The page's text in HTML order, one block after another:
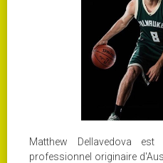
Matthew Dellavedova
professionnel originaire